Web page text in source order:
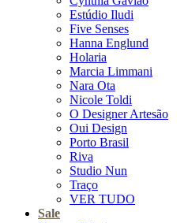
Estúdio Iludi
Five Senses
Hanna Englund
Holaria
Marcia Limmani
Nara Ota
Nicole Toldi
O Designer Artesão
Oui Design
Porto Brasil
Riva
Studio Nun
Traço
VER TUDO
Sale